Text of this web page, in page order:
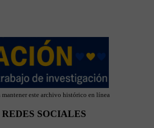
este archivo histórico en línea
SOCIALES